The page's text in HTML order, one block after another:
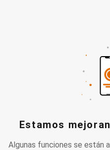
Estamos
Algunas funciones se están